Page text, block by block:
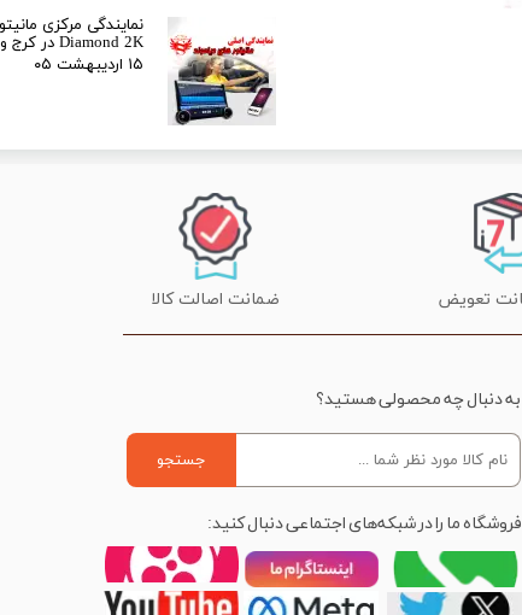
نمایندگی مرکزی
Diamond 2K در کرج و تهران
۱۵ اردیبهشت ۰۵
ضمانت اصالت کالا
به دنبال چه محصولی هستید؟
جستجو
فروشگاه ما را در شبکه‌های اجتماعی دنبال کنید: